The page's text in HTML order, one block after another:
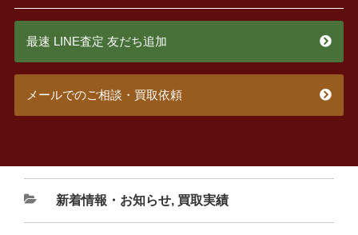
最速 LINE査定 友だち追加
メールでのご相談・買取依頼
新着情報・お知らせ, 買取実績